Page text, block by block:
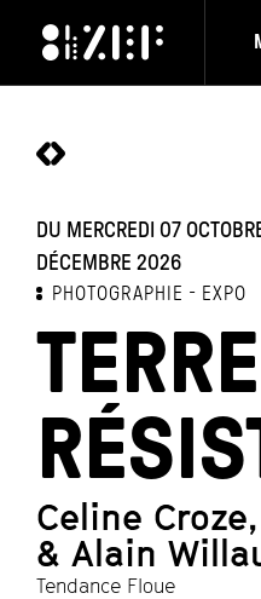
DU MERCREDI 07
DÉCEMBRE 2026
PHOTOGRAPHIE EXPO
Celine
& Alain
Tendance Floue